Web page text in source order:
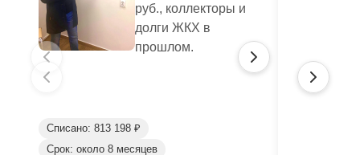
руб., коллекторы и
долги ЖКХ в
прошлом.
Списано: 813 198 ₽
Срок: около 8 месяцев